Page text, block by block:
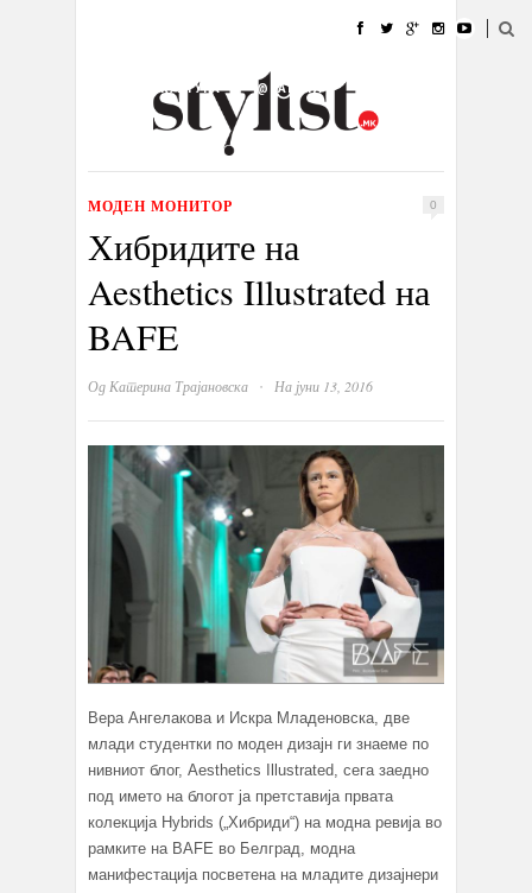
УБАВИНА
КУЛТУРА @РАБОТА
ИЗЛОГ
МОДЕН МОНИТОР 0
Хибридите на
Aesthetics Illustrated на
BAFE
Од Катерина Трајановска · На јуни 13, 2016
Вера Ангелакова и Искра Младеновска, две
млади студентки по моден дизајн ги знаеме по
нивниот блог, Aesthetics Illustrated, сега заедно
под името на блогот ја претставија првата
колекција Hybrids („Хибриди“) на модна ревија во
рамките на BAFE во Белград, модна
манифестација посветена на младите дизајнери